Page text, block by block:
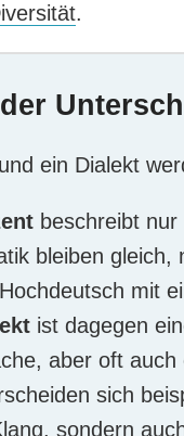
.
ein Dialekt
beschreibt
bleiben gleich,
mit
ist dagegen
aber oft
sich
sondern